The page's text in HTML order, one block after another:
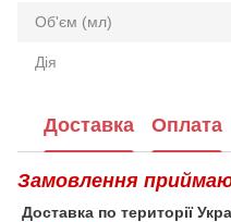
Об'єм (мл)
Дія
Доставка Оплата
Замовлення
Доставка по території